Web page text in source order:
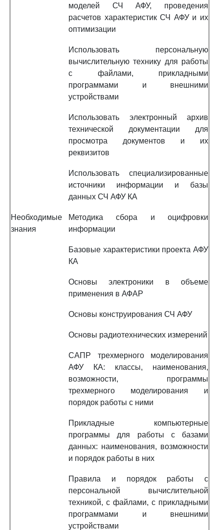
моделей СЧ АФУ, проведения
расчетов характеристик СЧ АФУ и их
оптимизации
Использовать персональную
вычислительную технику для работы
с файлами, прикладными
программами и внешними
устройствами
Использовать электронный архив
технической документации для
просмотра документов и их
реквизитов
Использовать специализированные
источники информации и базы
данных СЧ АФУ КА
Необходимые
знания
Методика сбора и оцифровки
информации
Базовые характеристики проекта АФУ
КА
Основы электроники в объеме
применения в АФАР
Основы конструирования СЧ АФУ
Основы радиотехнических измерений
САПР трехмерного моделирования
АФУ КА: классы, наименования,
возможности, программы
трехмерного моделирования и
порядок работы с ними
Прикладные компьютерные
программы для работы с базами
данных: наименования, возможности
и порядок работы в них
Правила и порядок работы с
персональной вычислительной
техникой, с файлами, с прикладными
программами и внешними
устройствами